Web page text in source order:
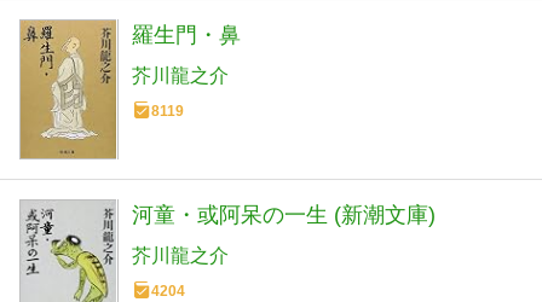
羅生門・鼻
芥川龍之介
8119
河童・或阿呆の一生 (新潮文庫)
芥川龍之介
4204